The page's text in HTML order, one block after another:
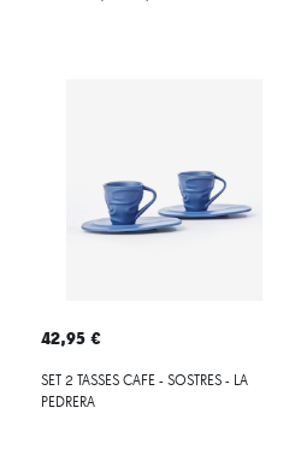
42,95 €
SET 2 TASSES CAFE - SOSTRES - LA
PEDRERA